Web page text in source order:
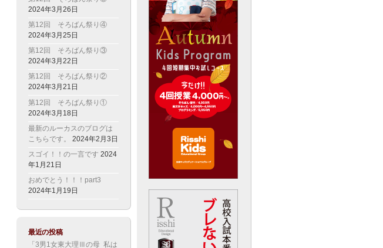
2024年3月26日
第12回 そろばん祭り④
2024年3月25日
第12回 そろばん祭り③
2024年3月22日
第12回 そろばん祭り②
2024年3月21日
第12回 そろばん祭り①
2024年3月18日
最新のルーカスのブログは
こちらです。
2024年2月3日
スゴイ！！の一言です 2024
年1月21日
おめでとう！！！part3
2024年1月19日
最近の投稿
「3男1女東大理Ⅲの母 私は